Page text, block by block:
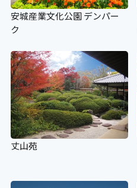
安城産業文化公園 デンパー
ク
丈山苑